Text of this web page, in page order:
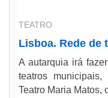
TEATRO
Lisboa. Rede de
A autarquia irá
teatros
Teatro Maria Matos,